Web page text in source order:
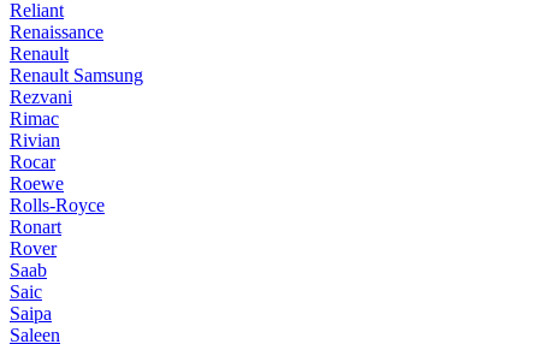
Reliant
Renaissance
Renault
Renault Samsung
Rezvani
Rimac
Rivian
Rocar
Roewe
Rolls-Royce
Ronart
Rover
Saab
Saic
Saipa
Saleen